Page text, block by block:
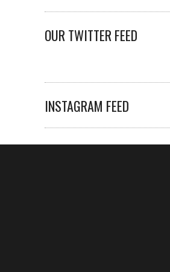
OUR TWITTER FEED
INSTAGRAM FEED